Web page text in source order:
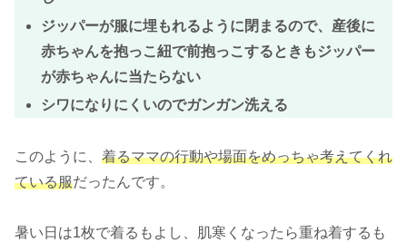
ジッパーが服に埋もれるように閉まるので、産後に
赤ちゃんを抱っこ紐で前抱っこするときもジッパー
が赤ちゃんに当たらない
シワになりにくいのでガンガン洗える
このように、 着るママの行動や場面をめっちゃ考えてくれ
ている服だったんです。
暑い日は1枚で着るもよし、肌寒くなったら重ね着するも